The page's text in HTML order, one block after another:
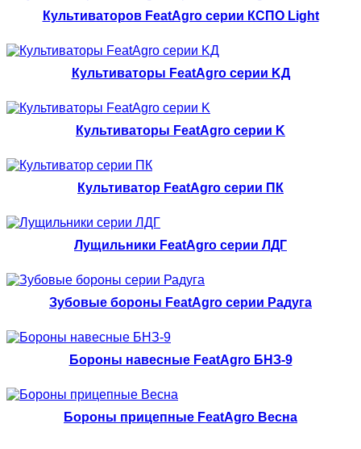
Культиваторов FeatAgro серии КСПО Light
Культиваторы FeatAgro серии KД
Культиваторы FeatAgro серии K
Культиватор FeatAgro серии ПК
Лущильники FeatAgro серии ЛДГ
Зубовые бороны FeatAgro серии Радуга
Бороны навесные FeatAgro БНЗ-9
Бороны прицепные FeatAgro Весна